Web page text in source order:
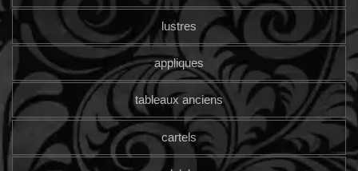
lustres
appliques
tableaux anciens
cartels